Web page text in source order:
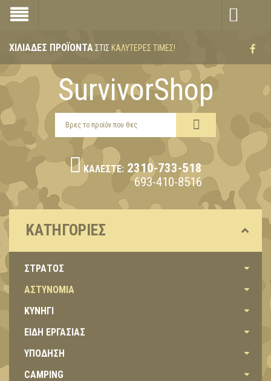
ΧΙΛΙΆΔΕΣ ΠΡΟΪΌΝΤΑΣΤΙΣ ΚΑΛΎΤΕΡΕΣ ΤΙΜΈΣ!
SurvivorShop
ΚΑΛΈΣΤΕ: 2310-733-518
693-410-8516
ΚΑΤΗΓΟΡΊΕΣ
ΣΤΡΑΤΟΣ
ΑΣΤΥΝΟΜΙΑ
ΚΥΝΗΓΙ
ΕΙΔΗ ΕΡΓΑΣΙΑΣ
ΥΠΟΔΗΣΗ
CAMPING